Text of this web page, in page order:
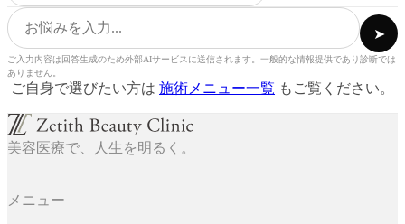
➤
ご入力内容は回答生成のため外部AIサービスに送信されます。一般的な情報提供であり診断では
ありません。
ご自身で選びたい方は 施術メニュー一覧 もご覧ください。
美容医療で、人生を明るく。
メニュー